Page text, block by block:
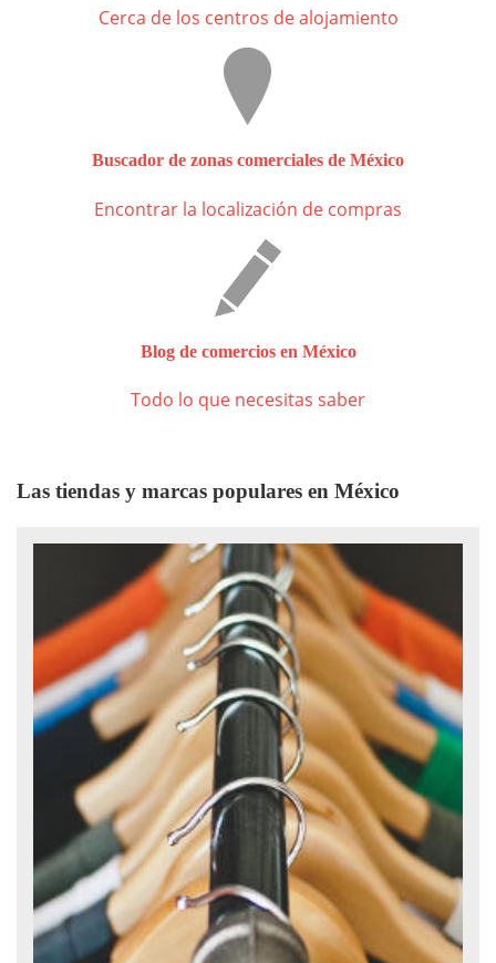
Cerca de los centros de alojamiento
Buscador de zonas comerciales de México
Encontrar la localización de compras
Blog de comercios en México
Todo lo que necesitas saber
Las tiendas y marcas populares en México